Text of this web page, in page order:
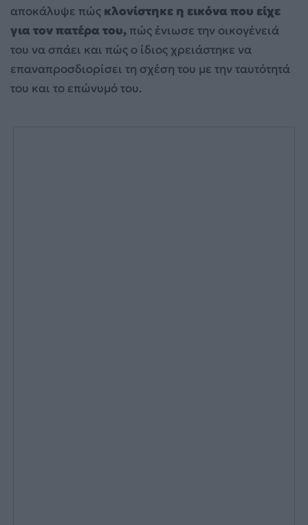
αποκάλυψε πώς κλονίστηκε η εικόνα που είχε
για τον πατέρα του, πώς ένιωσε την οικογένειά
του να σπάει και πώς ο ίδιος χρειάστηκε να
επαναπροσδιορίσει τη σχέση του με την ταυτότητά
του και το επώνυμό του.